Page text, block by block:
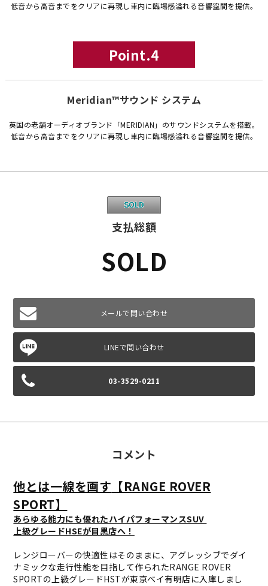
低音から高音までをクリアに再現し車内に臨場感溢れる音響空間を提供。
Point.4
Meridian™サウンド システム
英国の老舗オーディオブランド「MERIDIAN」のサウンドシステムを搭載。
低音から高音までをクリアに再現し車内に臨場感溢れる音響空間を提供。
支払総額
SOLD
メールで問い合わせ
03-3529-0211
コメント
他とは一線を画す 【RANGE ROVER
SPORT】
あらゆる能力にも優れたハイパフォーマンスSUV
上級グレードHSEが目黒店へ！
レンジローバーの快適性はそのままに、アグレッシブでダイ
ナミックな走行性能を目指して作られたRANGE ROVER
SPORTの上級グレードHSTが東京ベイ有明店に入庫しまし